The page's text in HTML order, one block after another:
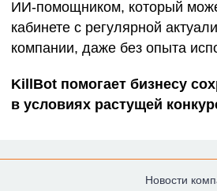
ИИ‑помощником, который
кабинете с регулярной
компании, даже без опыта
KillBot помогает бизнесу
в условиях растущей
Новости